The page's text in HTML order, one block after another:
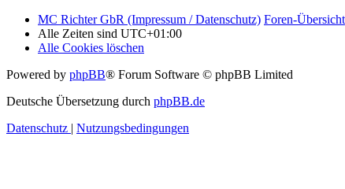
MC Richter GbR (Impressum / Datenschutz) Foren-Übersicht
Alle Zeiten sind UTC+01:00
Alle Cookies löschen
Powered by phpBB® Forum Software © phpBB Limited
Deutsche Übersetzung durch phpBB.de
Datenschutz | Nutzungsbedingungen